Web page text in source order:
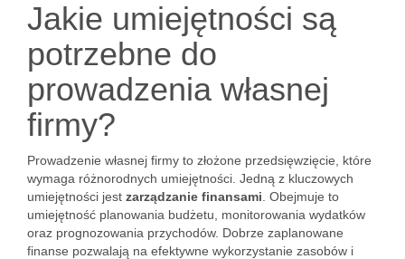
Jakie umiejętności są
potrzebne do
prowadzenia własnej
firmy?
Prowadzenie własnej firmy to złożone przedsięwzięcie, które
wymaga różnorodnych umiejętności. Jedną z kluczowych
umiejętności jest zarządzanie finansami . Obejmuje to
umiejętność planowania budżetu, monitorowania wydatków
oraz prognozowania przychodów. Dobrze zaplanowane
finanse pozwalają na efektywne wykorzystanie zasobów i